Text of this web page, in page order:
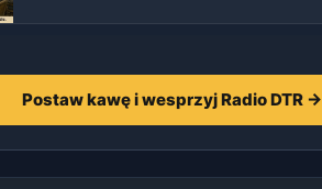
Postaw kawę i wesprzyj Radio DTR →